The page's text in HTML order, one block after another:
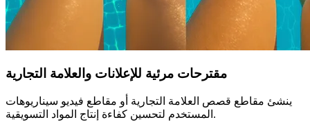
مقترحات مرئية للإعلانات والعلامة التجارية
ينشئ مقاطع قصص العلامة التجارية أو مقاطع فيديو سيناريوهات
المستخدم لتحسين كفاءة إنتاج المواد التسويقية.